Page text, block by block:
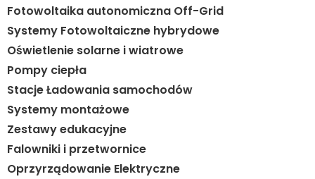
Fotowoltaika autonomiczna Off-Grid
Systemy Fotowoltaiczne hybrydowe
Oświetlenie solarne i wiatrowe
Pompy ciepła
Stacje Ładowania samochodów
Systemy montażowe
Zestawy edukacyjne
Falowniki i przetwornice
Oprzyrządowanie Elektryczne